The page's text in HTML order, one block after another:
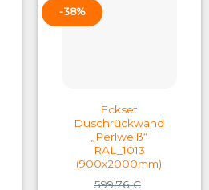
-38%
Eckset
Duschrückwand
„Perlweiß“
RAL_1013
(900x2000mm)
599,76€